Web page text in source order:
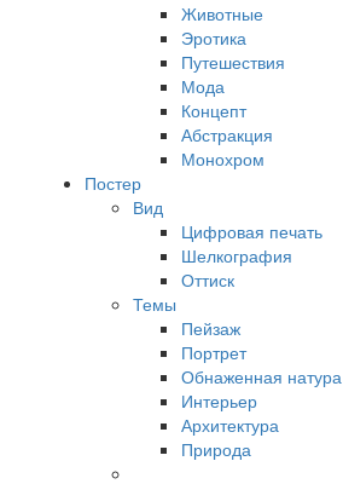
Животные
Эротика
Путешествия
Мода
Концепт
Абстракция
Монохром
Постер
Вид
Цифровая печать
Шелкография
Оттиск
Темы
Пейзаж
Портрет
Обнаженная натура
Интерьер
Архитектура
Природа